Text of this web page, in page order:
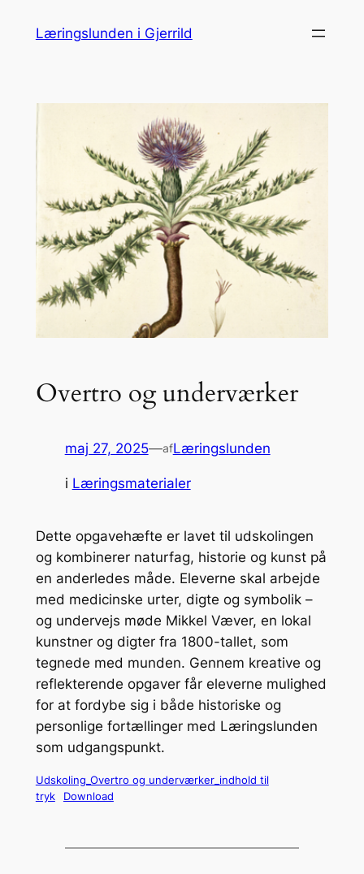
Læringslunden i Gjerrild
Overtro og underværker
maj 27, 2025—afLæringslunden
i Læringsmaterialer
Dette opgavehæfte er lavet til udskolingen
og kombinerer naturfag, historie og kunst på
en anderledes måde. Eleverne skal arbejde
med medicinske urter, digte og symbolik –
og undervejs møde Mikkel Væver, en lokal
kunstner og digter fra 1800-tallet, som
tegnede med munden. Gennem kreative og
reflekterende opgaver får eleverne mulighed
for at fordybe sig i både historiske og
personlige fortællinger med Læringslunden
som udgangspunkt.
Udskoling_Overtro og underværker_indhold til
tryk
Download